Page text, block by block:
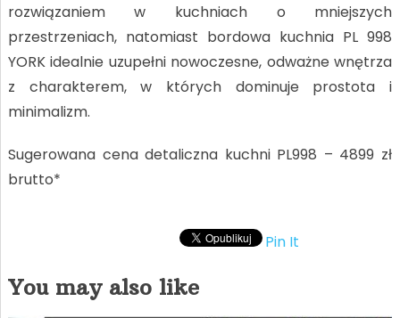
rozwiązaniem w kuchniach o mniejszych
przestrzeniach, natomiast bordowa kuchnia PL 998
YORK idealnie uzupełni nowoczesne, odważne wnętrza
z charakterem, w których dominuje prostota i
minimalizm.
Sugerowana cena detaliczna kuchni PL998 – 4899 zł
brutto*
Pin It
You may also like